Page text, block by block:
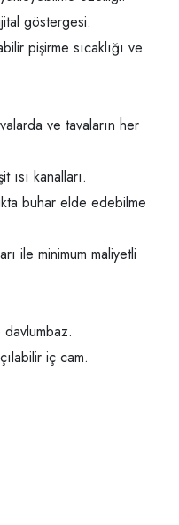
göstergesi.
pişirme sıcaklığı ve
ve tavaların her
ısı kanalları.
buhar elde edebilme
ile minimum maliyetli
iç cam.